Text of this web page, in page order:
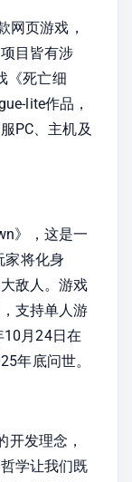
网页游戏，
目皆有涉
《死亡细
lite作品，
PC、主机及
》，这是一
家将化身
敌人。游戏
支持单人游
月24日在
年底问世。
发理念，
学让我们既